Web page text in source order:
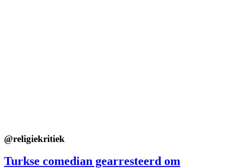
@religiekritiek
Turkse comedian gearresteerd om